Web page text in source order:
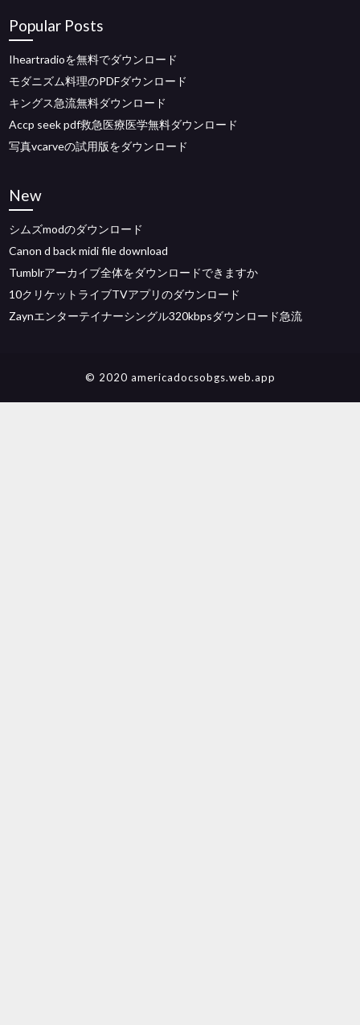
Popular Posts
Iheartradioを無料でダウンロード
モダニズム料理のPDFダウンロード
キングス急流無料ダウンロード
Accp seek pdf救急医療医学無料ダウンロード
写真vcarveの試用版をダウンロード
New
シムズmodのダウンロード
Canon d back midi file download
Tumblrアーカイブ全体をダウンロードできますか
10クリケットライブTVアプリのダウンロード
Zaynエンターテイナーシングル320kbpsダウンロード急流
© 2020 americadocsobgs.web.app